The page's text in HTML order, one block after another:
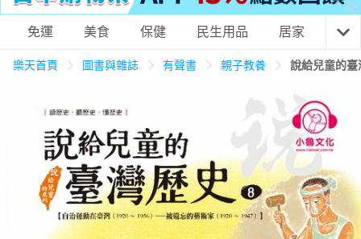
購物網分類
天天免運 美食蛋糕 民生用品
居家生活 3C家電 運動休閒 親子玩具
免運 美食 保健 民生用品 居家 3C
樂天首頁 圖書與雜誌 有聲書 親子教養 說給兒童的